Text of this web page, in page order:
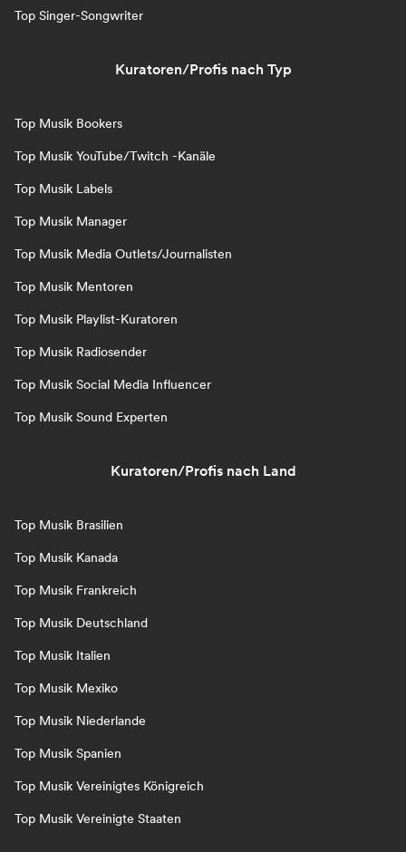
Top Singer-Songwriter
Kuratoren/Profis nach Typ
Top Musik Bookers
Top Musik YouTube/Twitch -Kanäle
Top Musik Labels
Top Musik Manager
Top Musik Media Outlets/Journalisten
Top Musik Mentoren
Top Musik Playlist-Kuratoren
Top Musik Radiosender
Top Musik Social Media Influencer
Top Musik Sound Experten
Kuratoren/Profis nach Land
Top Musik Brasilien
Top Musik Kanada
Top Musik Frankreich
Top Musik Deutschland
Top Musik Italien
Top Musik Mexiko
Top Musik Niederlande
Top Musik Spanien
Top Musik Vereinigtes Königreich
Top Musik Vereinigte Staaten